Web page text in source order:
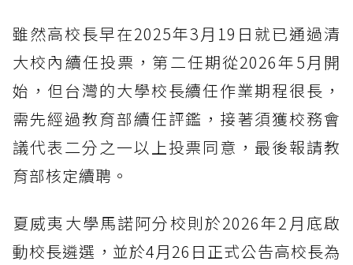
雖然高校長早在2025年3月19日就已通過清
大校內續任投票，第二任期從2026年5月開
始，但台灣的大學校長續任作業期程很長，
需先經過教育部續任評鑑，接著須獲校務會
議代表二分之一以上投票同意，最後報請教
育部核定續聘。
夏威夷大學馬諾阿分校則於2026年2月底啟
動校長遴選，並於4月26日正式公告高校長為